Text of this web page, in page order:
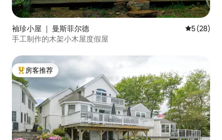
袖珍小屋 ｜ 曼斯菲尔德 平均评分
5 (28)
手工制作的木架小木屋度假屋
热门「房客推荐」
房客推荐